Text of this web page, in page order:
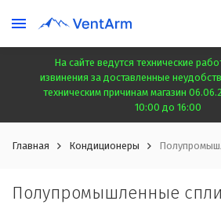
На сайте ведутся технические
извинения за доставленные
техническим причинам магазин
10:00 до 16:00
Главная Кондиционеры
Полупромышленные